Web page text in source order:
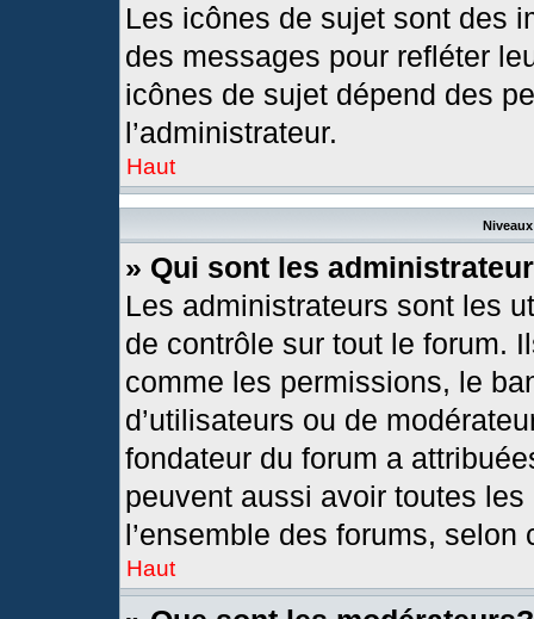
Les icônes de sujet sont des
des messages pour refléter
icônes de sujet dépend des
l’administrateur.
Haut
» Qui sont les
Les administrateurs sont les
de contrôle sur tout le forum.
comme les permissions, le
d’utilisateurs ou de
fondateur du forum a
peuvent aussi avoir toutes
l’ensemble des forums,
Haut